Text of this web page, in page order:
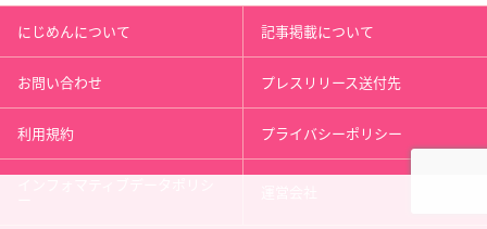
にじめんについて 記事掲載について
お問い合わせ プレスリリース送付先
利用規約 プライバシーポリシー